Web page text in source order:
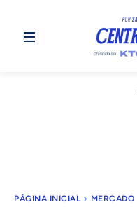
PÁGINA INICIAL MERCADO